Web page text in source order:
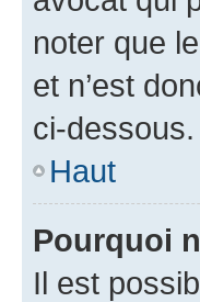
noter que
et n’est
ci-dessous.
Haut
Pourquoi
Il est